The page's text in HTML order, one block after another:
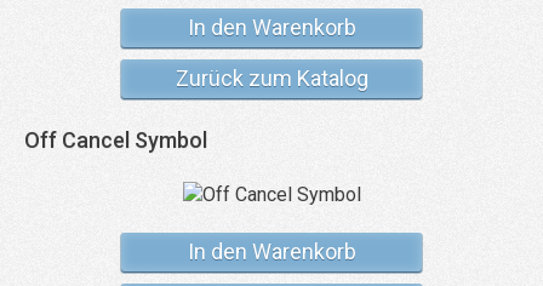
In den Warenkorb
Zurück zum Katalog
Off Cancel Symbol
In den Warenkorb